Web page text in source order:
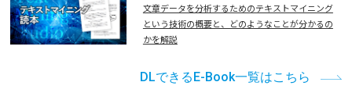
文章データを分析するためのテキストマイニング
という技術の概要と、どのようなことが分かるの
かを解説
DLできるE-Book一覧はこちら